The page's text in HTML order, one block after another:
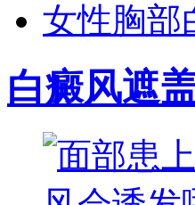
女性胸部
白癜风遮